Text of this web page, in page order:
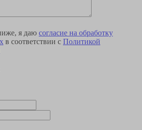
я даю согласие на обработку
в соответствии с Политикой